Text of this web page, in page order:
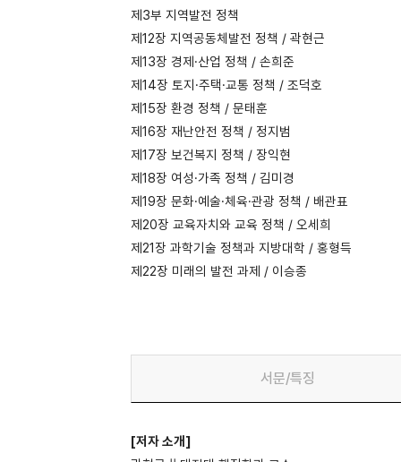
제3부 지역발전 정책
제12장 지역공동체발전 정책 / 곽현근
제13장 경제·산업 정책 / 손희준
제14장 토지·주택·교통 정책 / 조덕호
제15장 환경 정책 / 문태훈
제16장 재난안전 정책 / 정지범
제17장 보건복지 정책 / 장익현
제18장 여성·가족 정책 / 김미경
제19장 문화·예술·체육·관광 정책 / 배관표
제20장 교육자치와 교육 정책 / 오세희
제21장 과학기술 정책과 지방대학 / 홍형득
제22장 미래의 발전 과제 / 이승종
서문/특징
[저자 소개]